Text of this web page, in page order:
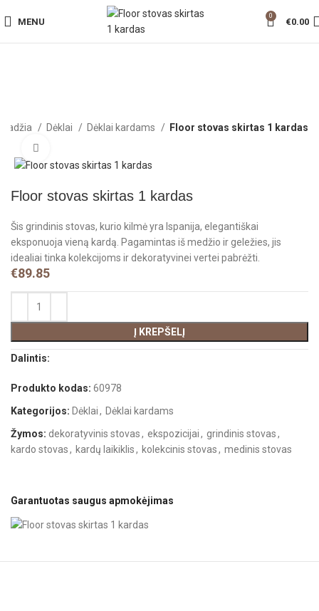
MENU
0
€0.00
Dėklai Dėklai kardams Floor stovas skirtas 1 kardas
Floor stovas skirtas 1 kardas
Šis grindinis stovas, kurio kilmė yra Ispanija, elegantiškai
eksponuoja vieną kardą. Pagamintas iš medžio ir geležies, jis
idealiai tinka kolekcijoms ir dekoratyvinei vertei pabrėžti.
€89.85
Į KREPŠELĮ
Dalintis:
Produkto kodas:60978
Kategorijos: Dėklai, Dėklai kardams
Žymos: dekoratyvinis stovas, ekspozicijai, grindinis stovas,
kardo stovas, kardų laikiklis, kolekcinis stovas, medinis stovas
Garantuotas saugus apmokėjimas